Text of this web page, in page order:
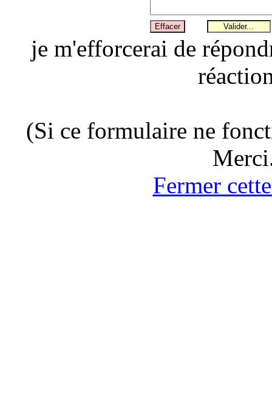
je m'efforcerai de
(Si ce formulaire ne
Fermer